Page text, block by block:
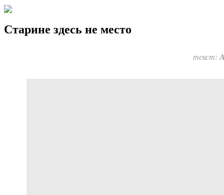
Старине здесь не место
текст: